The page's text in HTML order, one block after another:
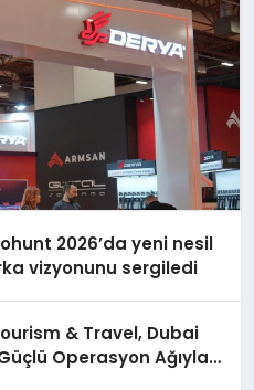
2026’da yeni nesil
vizyonunu sergiledi
& Travel, Dubai
Operasyon Ağıyla